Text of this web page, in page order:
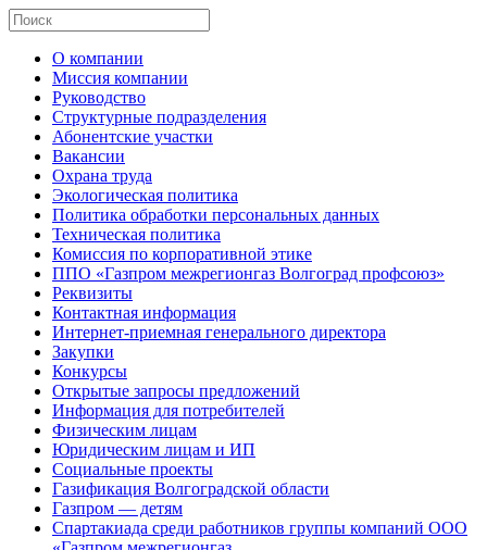
О компании
Миссия компании
Руководство
Структурные подразделения
Абонентские участки
Вакансии
Охрана труда
Экологическая политика
Политика обработки персональных данных
Техническая политика
Комиссия по корпоративной этике
ППО «Газпром межрегионгаз Волгоград профсоюз»
Реквизиты
Контактная информация
Интернет-приемная генерального директора
Закупки
Конкурсы
Открытые запросы предложений
Информация для потребителей
Физическим лицам
Юридическим лицам и ИП
Социальные проекты
Газификация Волгоградской области
Газпром — детям
Спартакиада среди работников группы компаний ООО